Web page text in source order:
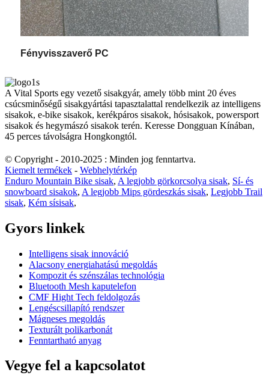
Fényvisszaverő PC
A Vital Sports egy vezető sisakgyár, amely több mint 20 éves
csúcsminőségű sisakgyártási tapasztalattal rendelkezik az intelligens
sisakok, e-bike sisakok, kerékpáros sisakok, hósisakok, powersport
sisakok és hegymászó sisakok terén. Keresse Dongguan Kínában,
45 perces távolságra Hongkongtól.
© Copyright - 2010-2025 : Minden jog fenntartva.
Kiemelt termékek - Webhelytérkép
Enduro Mountain Bike sisak, A legjobb görkorcsolya sisak, Sí- és
snowboard sisakok, A legjobb Mips gördeszkás sisak, Legjobb Trail
sisak, Kém sísisak,
Gyors linkek
Intelligens sisak innováció
Alacsony energiahatású megoldás
Kompozit és szénszálas technológia
Bluetooth Mesh kaputelefon
CMF Hight Tech feldolgozás
Lengéscsillapító rendszer
Mágneses megoldás
Texturált polikarbonát
Fenntartható anyag
Vegye fel a kapcsolatot